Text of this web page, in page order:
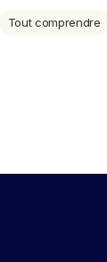
Tout comprendre